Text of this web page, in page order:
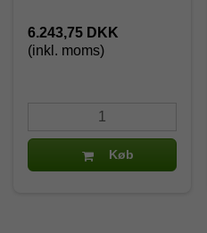
6.243,75 DKK
(inkl. moms)
Køb